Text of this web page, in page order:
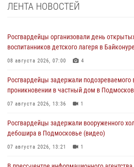
ЛЕНТА НОВОСТЕЙ
Росгвардейцы организовали день
воспитанников детского лагеря в Байконуре
08 августа 2026, 07:00 4
Росгвардейцы задержали подозреваемого
проникновении в частный дом в
07 августа 2026, 13:36 1
Росгвардейцы задержали вооруженного
дебошира в Подмосковье (видео)
07 августа 2026, 13:21 1